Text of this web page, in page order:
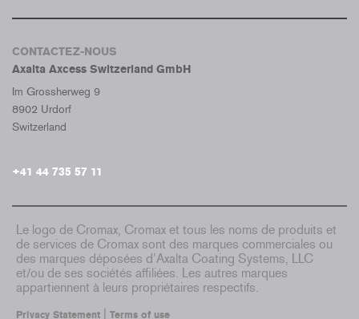
CONTACTEZ-NOUS
Axalta Axcess Switzerland GmbH
Im Grossherweg 9
8902 Urdorf
Switzerland
+41 44 735 57 11
Le logo de Cromax, Cromax et tous les noms de produits et
de services de Cromax sont des marques commerciales ou
des marques déposées d’Axalta Coating Systems, LLC
et/ou de ses sociétés affiliées. Les autres marques
appartiennent à leurs propriétaires respectifs.
Privacy Statement Terms of use